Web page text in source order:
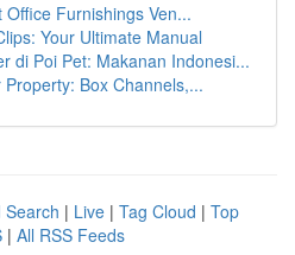
Furnishings Ven...
Your Ultimate Manual
di Poi Pet: Makanan Indonesi...
Box Channels,...
Search | Live | Tag Cloud | Top
| All RSS Feeds